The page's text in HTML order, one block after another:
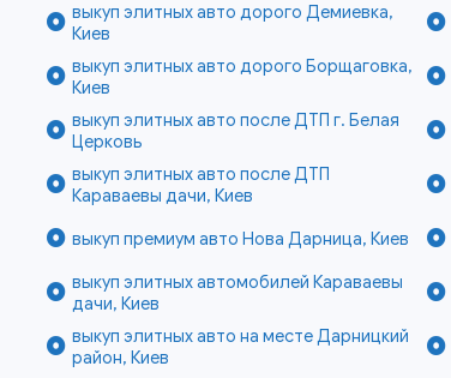
выкуп элитных авто дорого Демиевка,
Киев
выкуп элитных авто дорого Борщаговка,
Киев
выкуп элитных авто после ДТП г. Белая
Церковь
выкуп элитных авто после ДТП
Караваевы дачи, Киев
выкуп премиум авто Нова Дарница, Киев
выкуп элитных автомобилей Караваевы
дачи, Киев
выкуп элитных авто на месте Дарницкий
район, Киев